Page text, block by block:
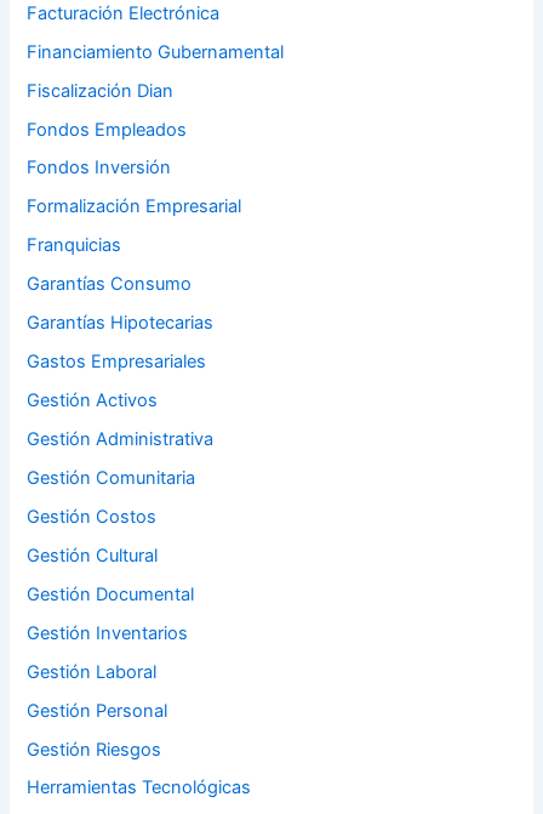
Facturación Electrónica
Financiamiento Gubernamental
Fiscalización Dian
Fondos Empleados
Fondos Inversión
Formalización Empresarial
Franquicias
Garantías Consumo
Garantías Hipotecarias
Gastos Empresariales
Gestión Activos
Gestión Administrativa
Gestión Comunitaria
Gestión Costos
Gestión Cultural
Gestión Documental
Gestión Inventarios
Gestión Laboral
Gestión Personal
Gestión Riesgos
Herramientas Tecnológicas